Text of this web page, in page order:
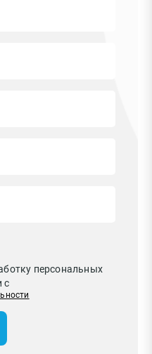
персональных
с